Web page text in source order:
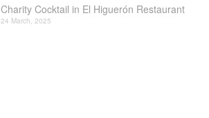
Charity Cocktail in El Higuerón Restaurant
24 March, 2025